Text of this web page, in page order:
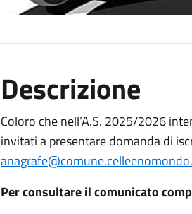
Descrizione
Coloro che nell’A.S. 2025/2026
invitati a presentare domanda di
Per consultare il comunicato